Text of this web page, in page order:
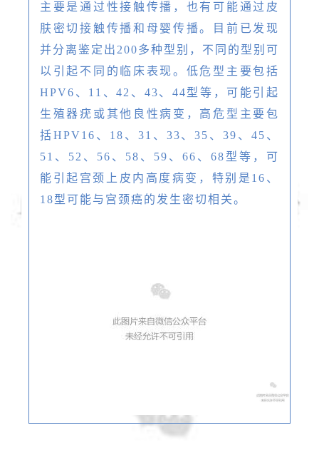
主要是通过性接触传播，也有可能通过皮
肤密切接触传播和母婴传播。目前已发现
并分离鉴定出200多种型别，不同的型别可
以引起不同的临床表现。低危型主要包括
HPV6、11、42、43、44型等，可能引起
生殖器疣或其他良性病变，高危型主要包
括HPV16、18、31、33、35、39、45、
51、52、56、58、59、66、68型等，可
能引起宫颈上皮内高度病变，特别是16、
18型可能与宫颈癌的发生密切相关。